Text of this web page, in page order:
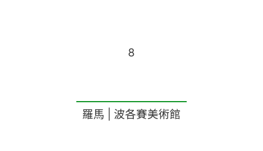
8
羅馬 | 波各賽美術館